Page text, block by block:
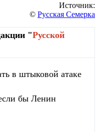
Источник:
© Русская Семерка
"Русской
в штыковой атаке
бы Ленин